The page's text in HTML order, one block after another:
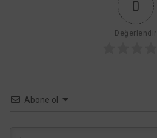
0
Değerlendir
Abone ol